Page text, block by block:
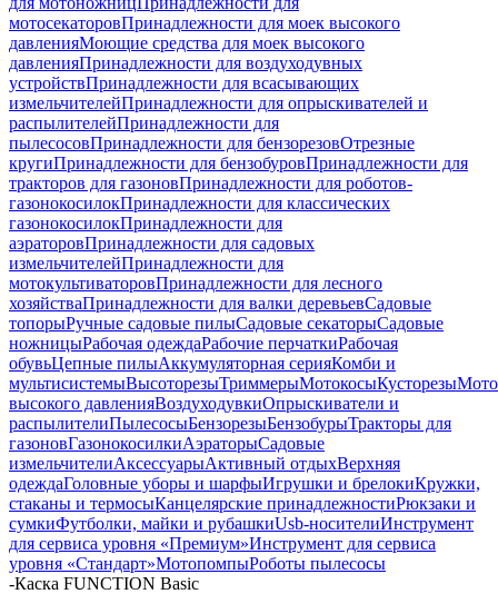
мотосекаторовПринадлежности для моек высокого
давленияМоющие средства для моек высокого
давленияПринадлежности для воздуходувных
устройствПринадлежности для всасывающих
измельчителейПринадлежности для опрыскивателей и
распылителейПринадлежности для
пылесосовПринадлежности для бензорезовОтрезные
кругиПринадлежности для бензобуровПринадлежности для
тракторов для газоновПринадлежности для роботов-
газонокосилокПринадлежности для классических
газонокосилокПринадлежности для
аэраторовПринадлежности для садовых
измельчителейПринадлежности для
мотокультиваторовПринадлежности для лесного
хозяйстваПринадлежности для валки деревьевСадовые
топорыРучные садовые пилыСадовые секаторыСадовые
ножницыРабочая одеждаРабочие перчаткиРабочая
обувьЦепные пилыАккумуляторная серияКомби и
мультисистемыВысоторезыТриммерыМотокосыКусторезы
высокого давленияВоздуходувкиОпрыскиватели и
распылителиПылесосыБензорезыБензобурыТракторы для
газоновГазонокосилкиАэраторыСадовые
измельчителиАксессуарыАктивный отдыхВерхняя
одеждаГоловные уборы и шарфыИгрушки и брелокиКружки,
стаканы и термосыКанцелярские принадлежностиРюкзаки и
сумкиФутболки, майки и рубашкиUsb-носителиИнструмент
для сервиса уровня «Премиум»Инструмент для сервиса
уровня «Стандарт»МотопомпыРоботы пылесосы
-Каска FUNCTION Basic